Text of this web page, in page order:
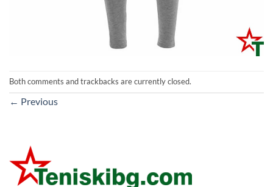
Both comments and trackbacks are currently closed.
← Previous